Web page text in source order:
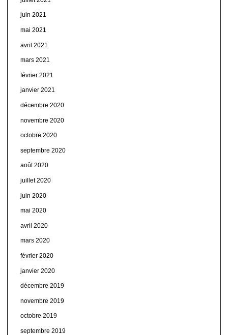
juin 2021
mai 2021
avril 2021
mars 2021
février 2021
janvier 2021
décembre 2020
novembre 2020
octobre 2020
septembre 2020
août 2020
juillet 2020
juin 2020
mai 2020
avril 2020
mars 2020
février 2020
janvier 2020
décembre 2019
novembre 2019
octobre 2019
septembre 2019